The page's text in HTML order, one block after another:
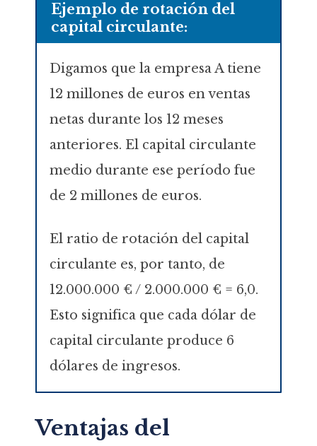
Ejemplo de rotación del
capital circulante:
Digamos que la empresa A tiene
12 millones de euros en ventas
netas durante los 12 meses
anteriores. El capital circulante
medio durante ese período fue
de 2 millones de euros.
El ratio de rotación del capital
circulante es, por tanto, de
12.000.000 € / 2.000.000 € = 6,0.
Esto significa que cada dólar de
capital circulante produce 6
dólares de ingresos.
Ventajas del